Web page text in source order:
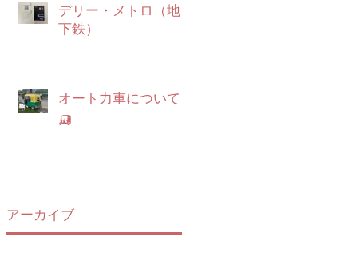
デリー・メトロ（地
下鉄）
オート力車について
🛺
アーカイブ